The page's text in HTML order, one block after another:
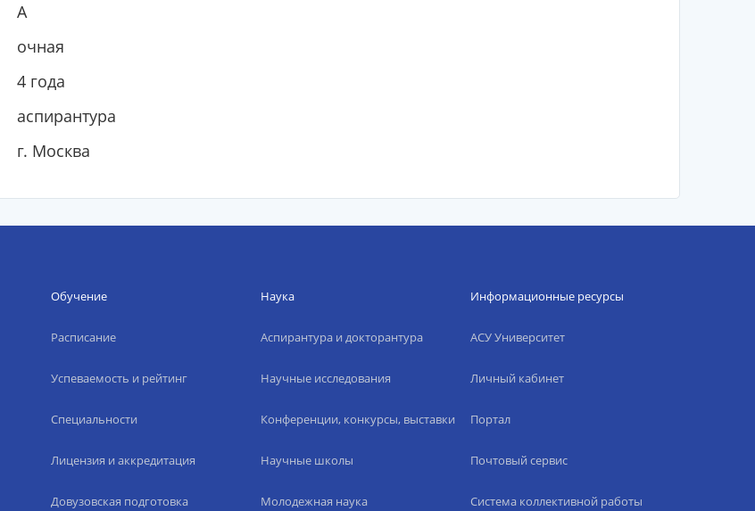
А
очная
4 года
аспирантура
г. Москва
Обучение
Расписание
Успеваемость и рейтинг
Специальности
Лицензия и аккредитация
Довузовская подготовка
Наука
Аспирантура и докторантура
Научные исследования
Конференции, конкурсы, выставки
Научные школы
Молодежная наука
Информационные ресурсы
АСУ Университет
Личный кабинет
Портал
Почтовый сервис
Система коллективной работы